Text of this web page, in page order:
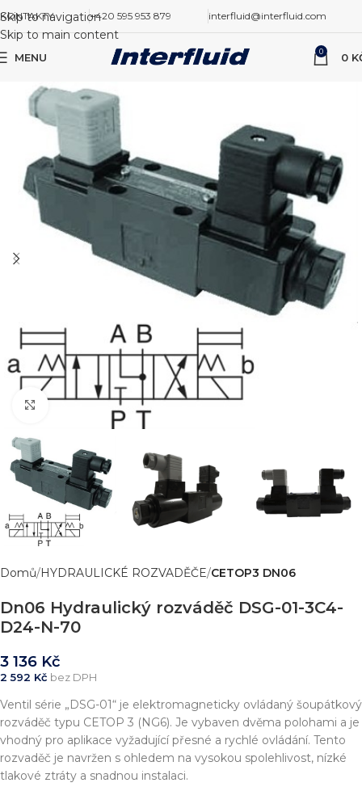
Skip to navigation
Skip to main content
KONTAKTY +420 595 953 879 interfluid@interfluid.com
MENU 0 0
Zvětšit obrázek
Domů HYDRAULICKÉ ROZVADĚČE CETOP3 DN06
Dn06 Hydraulický rozváděč DSG-01-3C4-
D24-N-70
3 136 Kč
2 592 Kč bez DPH
Ventil série „DSG-01“ je elektromagneticky ovládaný šoupátkový
rozváděč typu CETOP 3 (NG6). Je vybaven dvěma polohami a je
vhodný pro aplikace vyžadující přesné a rychlé ovládání. Tento
rozvaděč je navržen s ohledem na vysokou spolehlivost, nízké
tlakové ztráty a snadnou instalaci.